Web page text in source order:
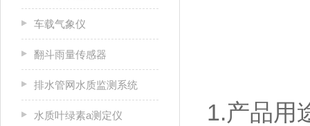
车载气象仪
翻斗雨量传感器
排水管网水质监测系统
水质叶绿素a测定仪
1.产品用